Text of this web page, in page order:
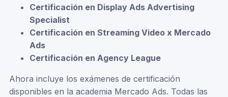
Certificación en Display Ads Advertising
Specialist
Certificación en Streaming Video x Mercado
Ads
Certificación en Agency League
Ahora incluye los exámenes de certificación
disponibles en la academia Mercado Ads. Todas las